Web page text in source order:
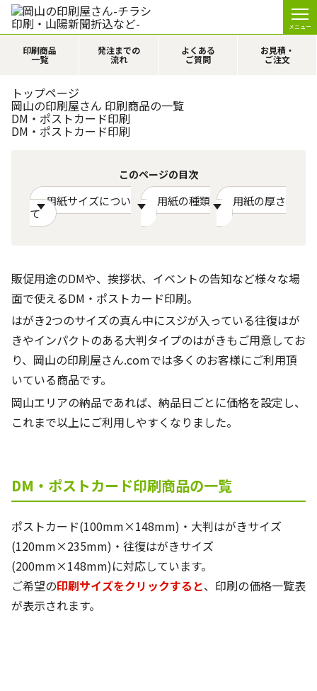
印刷商品
一覧
発注までの
流れ
よくある
ご質問
お見積・
ご注文
トップページ
岡山の印刷屋さん 印刷商品の一覧
DM・ポストカード印刷
DM・ポストカード印刷
このページの目次
用紙サイズについ
て
用紙の種類 用紙の厚さ
販促用途のDMや、挨拶状、イベントの告知など様々な場
面で使えるDM・ポストカード印刷。
はがき2つのサイズの真ん中にスジが入っている往復はが
きやインパクトのある大判タイプのはがきもご用意してお
り、岡山の印刷屋さん.comでは多くのお客様にご利用頂
いている商品です。
岡山エリアの納品であれば、納品日ごとに価格を設定し、
これまで以上にご利用しやすくなりました。
DM・ポストカード印刷商品の一覧
ポストカード(100mm×148mm)・大判はがきサイズ
(120mm×235mm)・往復はがきサイズ
(200mm×148mm)に対応しています。
ご希望の印刷サイズをクリックすると、印刷の価格一覧表
が表示されます。
メニュー